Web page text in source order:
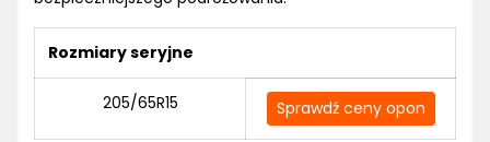
Rozmiary seryjne
205/65R15 Sprawdź ceny opon